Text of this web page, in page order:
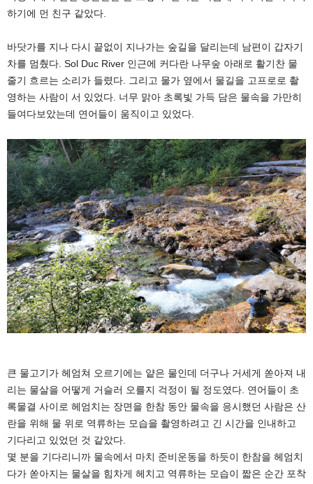
하기에 먼 친구 같았다.
바닷가를 지나 다시 끝없이 지나가는 숲길을 달리는데 남편이 갑자기
차를 멈췄다. Sol Duc River 인근에 커다란 나무숲 아래로 활기찬 물
줄기 흐르는 소리가 들렸다. 그리고 물가 옆에서 물길을 고프로로 촬
영하는 사람이 서 있었다. 너무 맑아 초록빛 가득 담은 물속을 가만히
들여다보았는데 연어들이 움직이고 있었다.
큰 물고기가 헤엄쳐 오르기에는 얕은 물인데 더구나 거세게 쏟아져 내
리는 물살을 어떻게 거슬러 오를지 걱정이 될 정도였다. 연어들이 초
록물결 사이로 헤엄치는 장면을 한참 동안 물속을 응시했던 사람은 산
란을 위해 물 위로 역류하는 모습을 촬영하려고 긴 시간을 인내하고
기다리고 있었던 것 같았다.
몇 분을 기다리니까 물속에서 마치 준비운동을 하듯이 한참을 헤엄치
다가 쏟아지는 물살을 힘차게 헤치고 역류하는 모습이 짧은 순간 포착